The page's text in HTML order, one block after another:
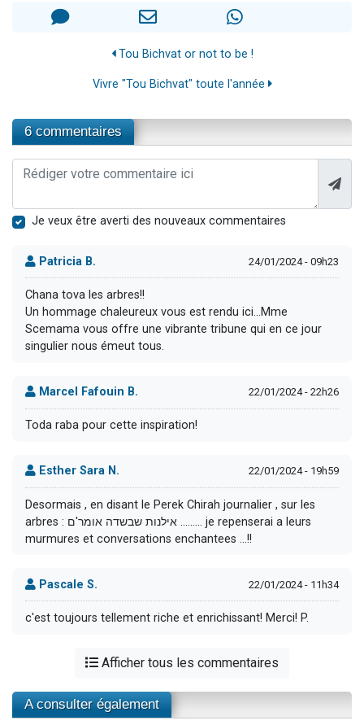
Tou Bichvat or not to be !
Vivre "Tou Bichvat" toute l'année
6 commentaires
Je veux être averti des nouveaux commentaires
Patricia B. 24/01/2024 - 09h23
Chana tova les arbres!!
Un hommage chaleureux vous est rendu ici...Mme
Scemama vous offre une vibrante tribune qui en ce jour
singulier nous émeut tous.
Marcel Fafouin B. 22/01/2024 - 22h26
Toda raba pour cette inspiration!
Esther Sara N. 22/01/2024 - 19h59
Desormais , en disant le Perek Chirah journalier , sur les
arbres : אילנות שבשדה אומר'ם ......... je repenserai a leurs
murmures et conversations enchantees ...!!
Pascale S. 22/01/2024 - 11h34
c'est toujours tellement riche et enrichissant! Merci! P.
Afficher tous les commentaires
A consulter également